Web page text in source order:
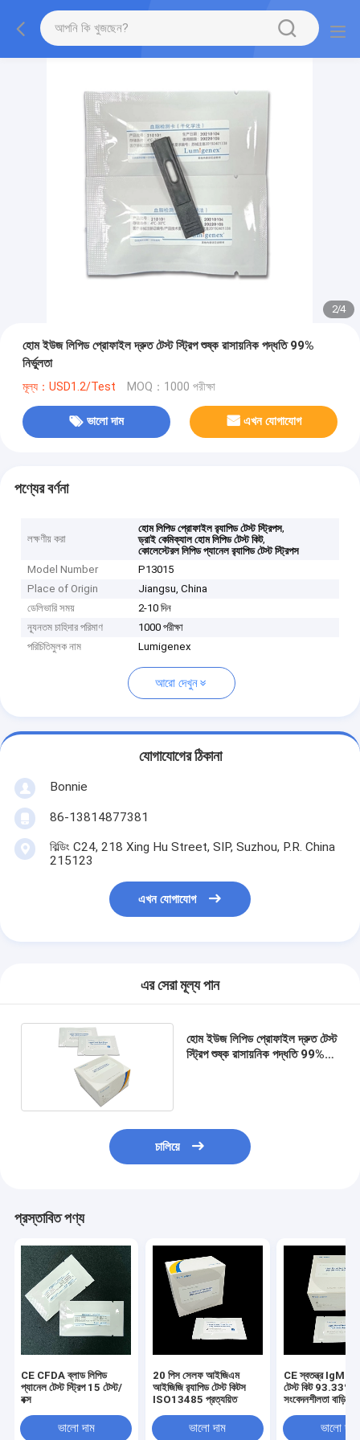
2/4
হোম ইউজ লিপিড প্রোফাইল দ্রুত টেস্ট স্ট্রিপ শুষ্ক রাসায়নিক পদ্ধতি 99%
নির্ভুলতা
মূল্য：USD1.2/Test MOQ：1000 পরীক্ষা
ভালো দাম এখন যোগাযোগ
পণ্যের বর্ণনা
লক্ষণীয় করা
হোম লিপিড প্রোফাইল র‍্যাপিড টেস্ট স্ট্রিপস,
ড্রাই কেমিক্যাল হোম লিপিড টেস্ট কিট,
কোলেস্টেরল লিপিড প্যানেল র‍্যাপিড টেস্ট স্ট্রিপস
Model Number
P13015
Place of Origin
Jiangsu, China
ডেলিভারি সময়
2-10 দিন
ন্যূনতম চাহিদার পরিমাণ
1000 পরীক্ষা
পরিচিতিমুলক নাম
Lumigenex
আরো দেখুন
যোগাযোগের ঠিকানা
Bonnie
86-13814877381
বিল্ডিং C24, 218 Xing Hu Street, SIP, Suzhou, P.R. China
215123
এখন যোগাযোগ
এর সেরা মূল্য পান
হোম ইউজ লিপিড প্রোফাইল দ্রুত টেস্ট
স্ট্রিপ শুষ্ক রাসায়নিক পদ্ধতি 99%
চালিয়ে
প্রস্তাবিত পণ্য
CE CFDA ব্লাড লিপিড
প্যানেল টেস্ট স্ট্রিপ 15 টেস্ট/
বক্স
ভালো দাম
20 পিস সেলফ আইজিএম
আইজিজি র‍্যাপিড টেস্ট কিটস
ISO13485 প্রত্যয়িত
ভালো দাম
CE স্বতন্ত্র IgM
টেস্ট কিট 93.33%
সংবেদনশীলতা বাড়ির
ভালো দাম